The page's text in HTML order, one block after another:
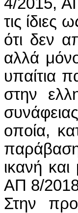
τις
ότι δεν
αλλά
υπαίτια
στην
οποία,
ικανή
ΑΠ 8/
Στην προκειμένη περίπτωση, οι ενάγοντες εκθέτουν με την κρινόμενη αγωγή τους ότι η εναγομένη είχε αναπτύξει, από κοινού με τον σύζυγο της και μη διάδικο στην προκειμένη δίκη, Ι. , μία τεχνογνωσία παραγωγής εξατομικευμένων προϊόντων ευεξίας-αντιγήρανσης, βελτίωσης αθλητικών επιδόσεων, ελέγχου διαχείρισης βάρους, πρόληψης και αντιμετώπισης εν γένει ιατρικών προβλημάτων, δυνάμει ατομικών εξετάσεων δειγμάτων του ανθρώπινου γονιδιώματος, επιθυμούσαν, δε, αμφότεροι, να παράγουν τα σχετικά προϊόντα και να τα θέσουν προς πώληση στο ευρύ καταναλωτικό κοινό, χωρίς, ωστόσο, να διαθέτουν το αναγκαίο κεφάλαιο χρηματοδότησης της επιχειρηματικής τους ιδέας. ’Οτι, για τον λόγο αυτό, ενόψει του γεγονότος ότι η δεύτερη των εναγόντων κατείχε το σχετικώς αναγκαίο οικονομικό κεφάλαιο, οι ίδιοι οι ενάγοντες συνέστησαν, από κοινού με την εναγομένη και τον προαναφερόμενο σύζυγό της, δυνάμει της υπ' αρ. .../22-1-2019 πράξης του Συμβολαιογράφου Αθηνών, Θ. Α., την ιδιωτική κεφαλαιουχική εταιρία με την επωνυμία «...... Ιδιωτική Κεφαλαιουχική Εταιρεία», εδρεύουσα στη ..... Αττικής, κατέχοντας, έκαστος εξ αυτών, ποσοστό 25% επί του συνόλου του μετοχικού κεφαλαίου αυτής, όρισαν, δε, την εναγομένη ως καταστατική διαχειρίστρια της εν λόγω εταιρίας. Ότι, μεταξύ των εταίρων, συμφωνήθηκε, προφορικά, να διατεθεί η πρώτη παρτίδα των προς πώληση παραγόμενων εκ μέρους της ως άνω ιδιωτικής κεφαλαιουχικής εταιρίας προϊόντων και υπηρεσιών στην ελληνική αγορά, διά της ελληνικής